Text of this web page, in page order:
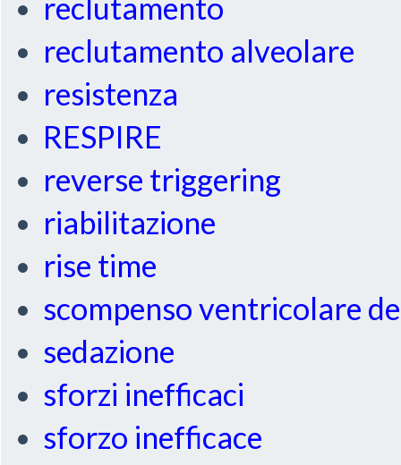
reclutamento
reclutamento alveolare
resistenza
RESPIRE
reverse triggering
riabilitazione
rise time
scompenso ventricolare
sedazione
sforzi inefficaci
sforzo inefficace